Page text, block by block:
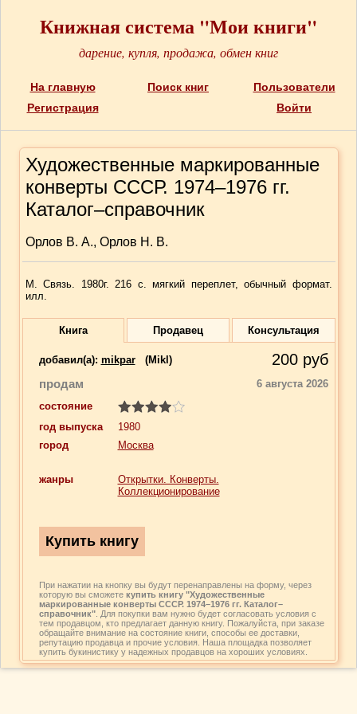
Книжная система "Мои книги"
дарение, купля, продажа, обмен книг
На главную Поиск книг
Пользователи
Регистрация
Войти
Художественные маркированные
конверты СССР. 1974–1976 гг.
Каталог–справочник
Орлов В. А., Орлов Н. В.
М. Связь. 1980г. 216 с. мягкий переплет, обычный формат.
илл.
Книга Продавец Консультация
добавил(a): mikpar (Mikl) 200 руб
продам
6 августа 2026
состояние
год выпуска
1980
город
Москва
жанры
Открытки. Конверты.
Коллекционирование
При нажатии на кнопку вы будут перенаправлены на форму, через
которую вы сможете купить книгу "Художественные
маркированные конверты СССР. 1974–1976 гг. Каталог–
справочник". Для покупки вам нужно будет согласовать условия с
тем продавцом, кто предлагает данную книгу. Пожалуйста, при заказе
обращайте внимание на состояние книги, способы ее доставки,
репутацию продавца и прочие условия. Наша площадка позволяет
купить букинистику у надежных продавцов на хороших условиях.